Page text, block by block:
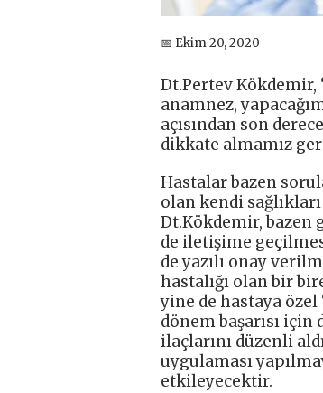
📅 Ekim 20, 2020
Dt.Pertev Kökdemir,
anamnez,
açısından son
dikkate almamız
Hastalar bazen
olan kendi
Dt.Kökdemir,
de iletişime
de yazılı onay
hastalığı olan bir
yine de hastaya
dönem başarısı
ilaçlarını düzenli
uygulaması
etkileyecektir.